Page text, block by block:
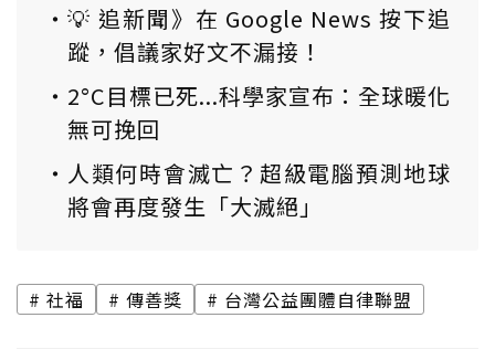
💡 追新聞》在 Google News 按下追
蹤，倡議家好文不漏接！
2°C目標已死...科學家宣布：全球暖化
無可挽回
人類何時會滅亡？超級電腦預測地球
將會再度發生「大滅絕」
社福 傳善獎 台灣公益團體自律聯盟